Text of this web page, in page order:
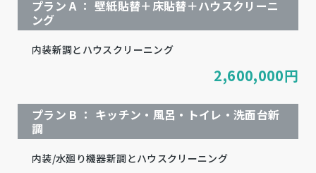
プラン A ： 壁紙貼替＋床貼替＋ハウスクリーニ
ング
内装新調とハウスクリーニング
2,600,000円
プラン B ： キッチン・風呂・トイレ・洗面台新
調
内装/水廻り機器新調とハウスクリーニング